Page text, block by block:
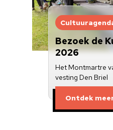
Bezoek de
2026
Het Montmartre
vesting Den Briel
Ontdek